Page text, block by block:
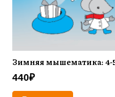
Зимняя мышематика: 4-
440₽